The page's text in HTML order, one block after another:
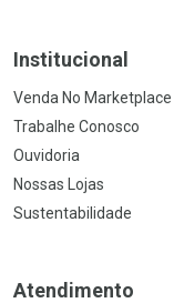
Institucional
Venda No Marketplace
Trabalhe Conosco
Ouvidoria
Nossas Lojas
Sustentabilidade
Atendimento